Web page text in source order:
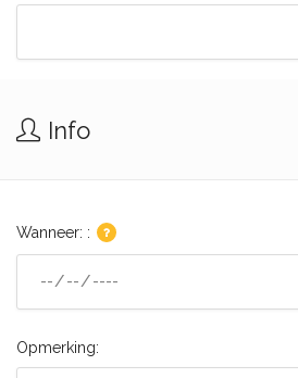
Info
Wanneer: :
Opmerking: